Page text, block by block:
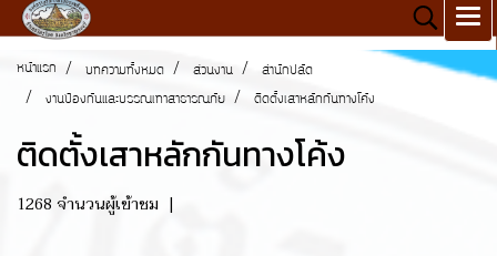
หน้าแรก บทความทั้งหมด ส่วนงาน สำนักปลัด
งานป้องกันและบรรณเทาสาธารณภัย ติดตั้งเสาหลักกันทางโค้ง
ติดตั้งเสาหลักกันทางโค้ง
1268 จำนวนผู้เข้าชม |